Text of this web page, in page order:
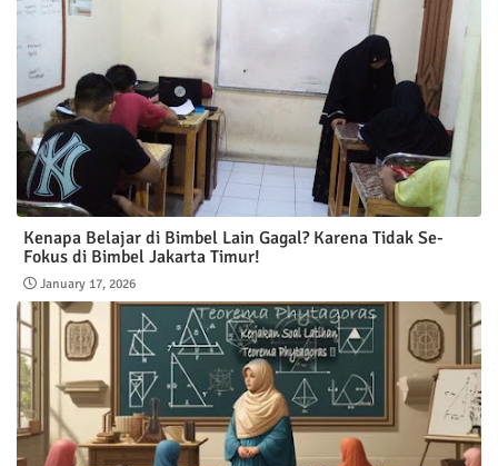
Kenapa Belajar di Bimbel Lain Gagal? Karena Tidak Se-
Fokus di Bimbel Jakarta Timur!
January 17, 2026